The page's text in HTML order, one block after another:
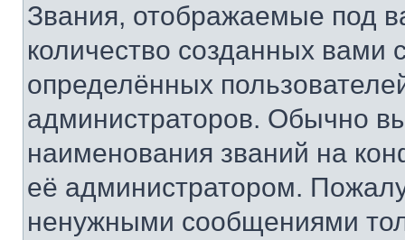
Звания, отображаемые под
количество созданных
определённых
администраторов. Обычно
наименования званий на
её администратором.
ненужными сообщениями